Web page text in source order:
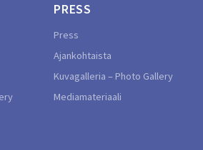
PRESS
Press
Ajankohtaista
Kuvagalleria – Photo Gallery
Mediamateriaali